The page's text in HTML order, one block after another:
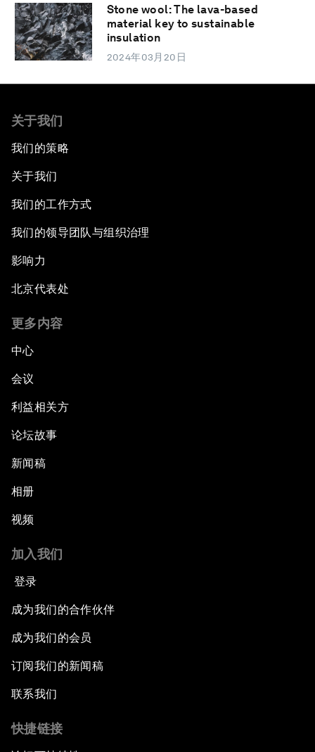
Stone wool: The lava-based
material key to sustainable
insulation
2024年03月20日
关于我们
我们的策略
关于我们
我们的工作方式
我们的领导团队与组织治理
影响力
北京代表处
更多内容
中心
会议
利益相关方
论坛故事
新闻稿
相册
视频
加入我们
登录
成为我们的合作伙伴
成为我们的会员
订阅我们的新闻稿
联系我们
快捷链接